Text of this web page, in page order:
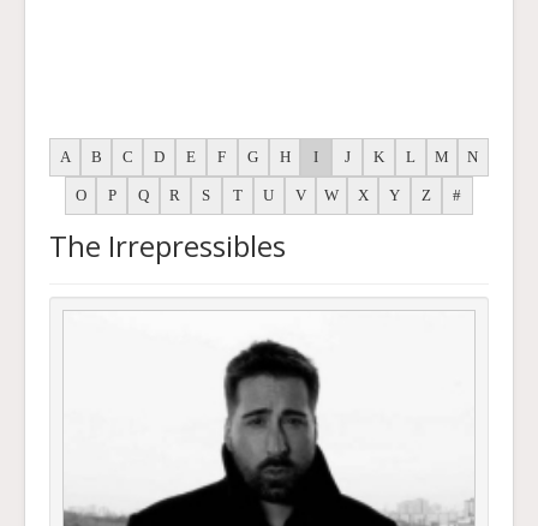
A B C D E F G H I J K L M N
O P Q R S T U V W X Y Z #
The Irrepressibles